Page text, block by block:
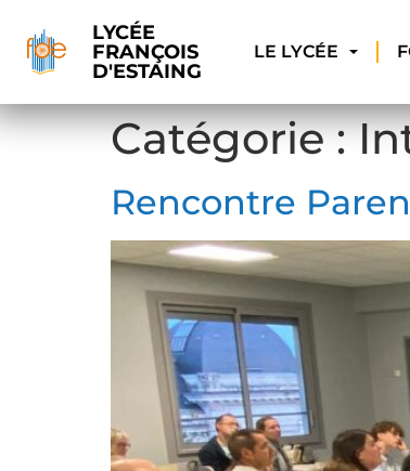
LYCÉE
FRANÇOIS
D'ESTAING
LE LYCÉE
Catégorie :
Rencontre